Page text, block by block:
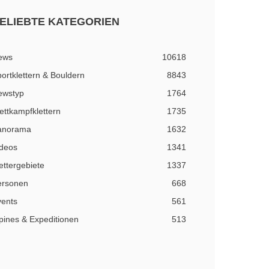
KATEGORIEN
10618
& Bouldern
8843
1764
1735
1632
1341
1337
668
561
& Expeditionen
513